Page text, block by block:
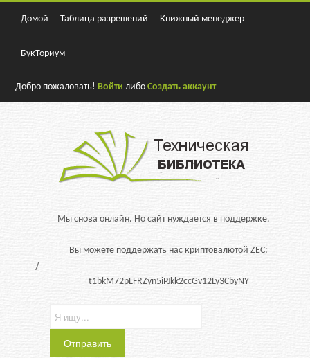
Домой Таблица разрешений Книжный менеджер
БукТориум
Добро пожаловать!Войти либоСоздать аккаунт
Мы снова онлайн. Но сайт нуждается в поддержке.
Вы можете поддержать нас криптовалютой ZEC:
t1bkM72pLFRZyn5iPJkk2ccGv12Ly3CbyNY